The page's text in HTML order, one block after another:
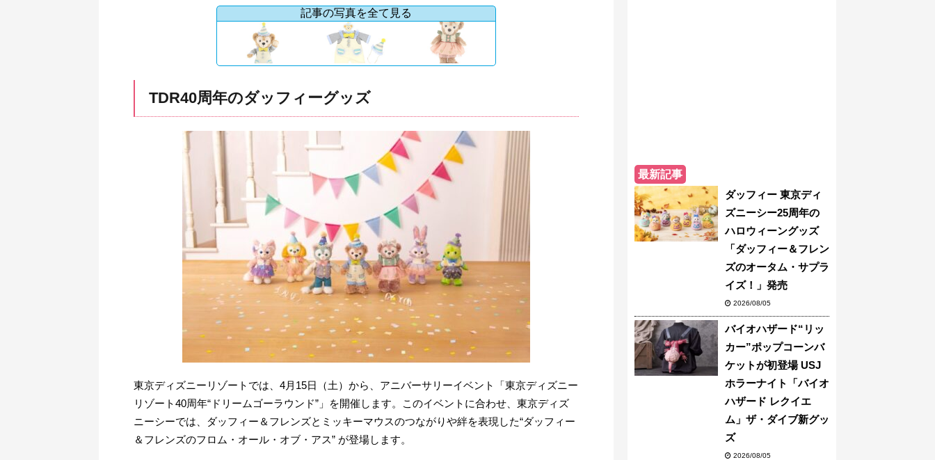
記事の写真を全て見る
TDR40周年のダッフィーグッズ
東京ディズニーリゾートでは、4月15日（土）から、アニバーサリーイベント「東京ディズニー
リゾート40周年“ドリームゴーラウンド”」を開催します。このイベントに合わせ、東京ディズ
ニーシーでは、ダッフィー＆フレンズとミッキーマウスのつながりや絆を表現した“ダッフィー
＆フレンズのフロム・オール・オブ・アス” が登場します。
最新記事
ダッフィー 東京ディ
ズニーシー25周年の
ハロウィーングッズ
「ダッフィー＆フレン
ズのオータム・サプラ
イズ！」発売
2026/08/05
バイオハザード“リッ
カー”ポップコーンバ
ケットが初登場 USJ
ホラーナイト「バイオ
ハザード レクイエ
ム」ザ・ダイブ新グッ
ズ
2026/08/05